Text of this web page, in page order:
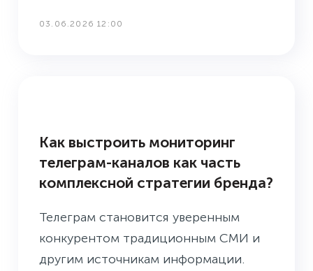
03.06.2026 12:00
Как выстроить мониторинг
телеграм-каналов как часть
комплексной стратегии бренда?
Телеграм становится уверенным
конкурентом традиционным СМИ и
другим источникам информации.